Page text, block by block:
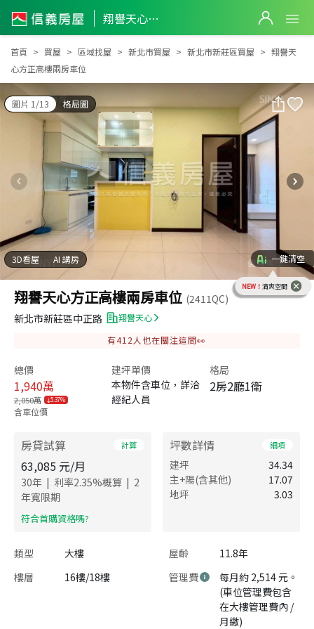
翔譽天心方正高樓兩房車位
翔譽天心方正高樓兩房車位
首頁 買屋 區域找屋 新北市買屋 新北市新莊區買屋
翔譽天
心方正高樓兩房車位
圖片 1/13 格局圖
3D看屋 AI 講房 一鍵清空
NEW！ 清爽空間
翔譽天心方正高樓兩房車位 (2411QC)
新北市新莊區中正路
翔譽天心
有412 人也在關注這間👀
總價
1,940萬
2,050萬 5.37%
含車位價
建坪單價
本物件含車位，詳洽
經紀人員
格局
2房2廳1衛
房貸試算 計算
63,085 元/月
30年 | 利率2.35%概算 | 2
年寬限期
​符合首購資格嗎?
坪數詳情 細項
建坪
34.34
主+陽(含其他)
17.07
地坪
3.03
類型 大樓 屋齡
11.8年
樓層
16樓/18樓 管理費
每月約 2,514 元。
(車位管理費包含
在大樓管理費內 /
月繳)